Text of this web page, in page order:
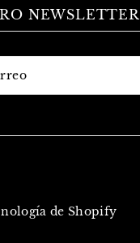
NEWSLETTER
de Shopify